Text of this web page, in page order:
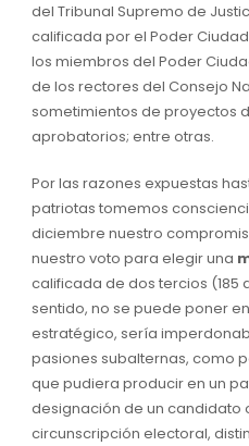
del Tribunal Supremo de
calificada por el Poder
los miembros del Poder
de los rectores del Consejo
sometimientos de proyectos
aprobatorios; entre otras.
Por las razones expuestas
patriotas tomemos
diciembre nuestro
nuestro voto para elegir una
calificada de dos tercios (185
sentido, no se puede poner
estratégico, sería
pasiones subalternas, como
que pudiera producir en un
designación de un candidato
circunscripción electoral,